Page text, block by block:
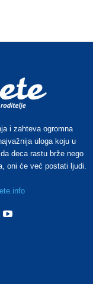
i zahteva ogromna
uloga koju u
deca rastu brže nego
oni će već postati ljudi.